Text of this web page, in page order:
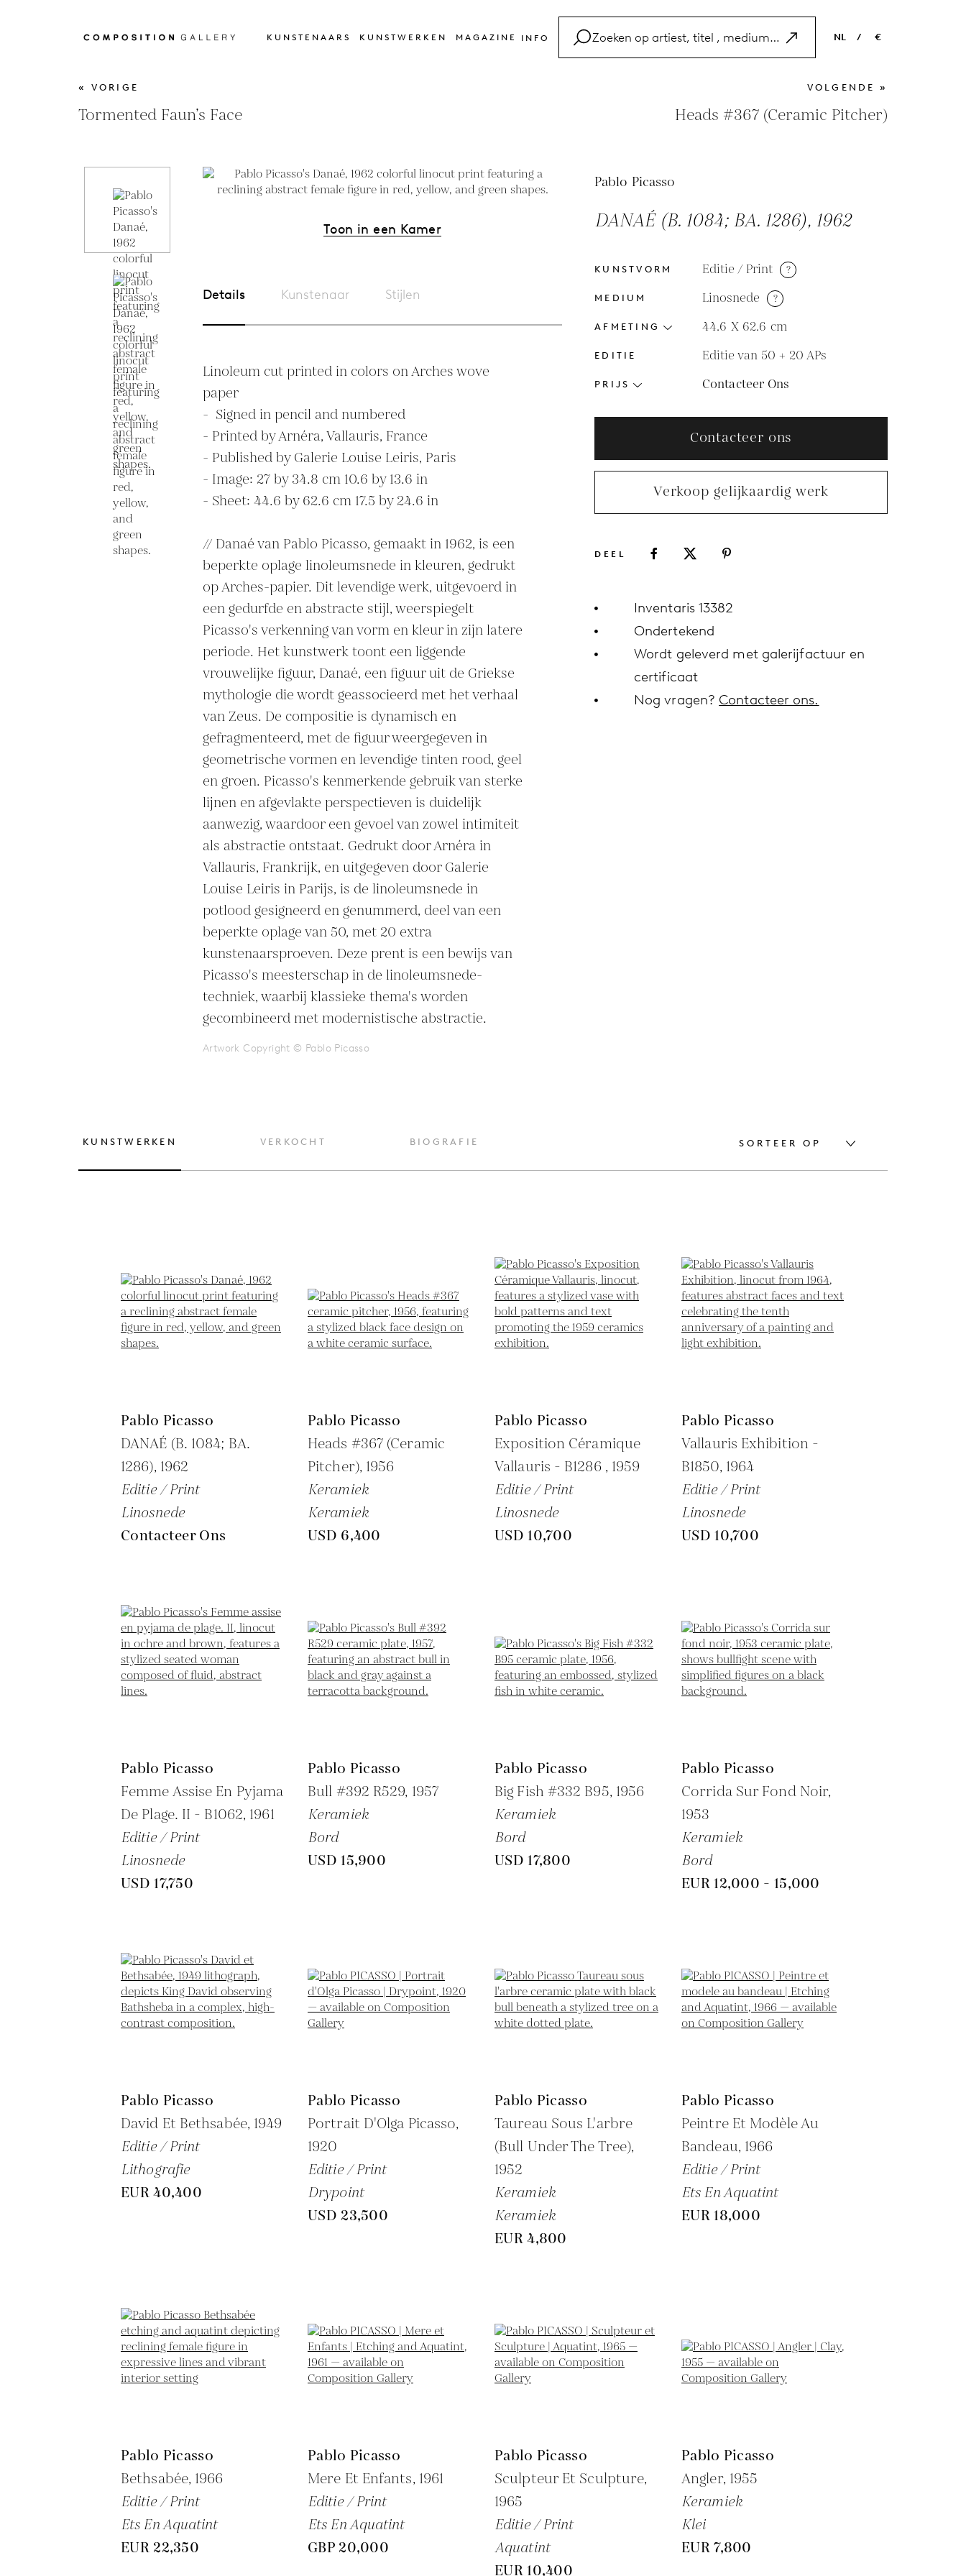
KUNSTENAARS KUNSTWERKEN MAGAZINE INFO NL
NL
ES
/ €
EUR
GBP
« VORIGE
Tormented Faun’s Face
VOLGENDE »
Heads #367 (Ceramic Pitcher)
Toon in een Kamer
Details Kunstenaar Stijlen
Linoleum cut printed in colors on Arches wove
paper
-  Signed in pencil and numbered
- Printed by Arnéra, Vallauris, France
- Published by Galerie Louise Leiris, Paris
- Image: 27 by 34.8 cm 10.6 by 13.6 in
- Sheet: 44.6 by 62.6 cm 17.5 by 24.6 in
// Danaé van Pablo Picasso, gemaakt in 1962, is een
beperkte oplage linoleumsnede in kleuren, gedrukt
op Arches-papier. Dit levendige werk, uitgevoerd in
een gedurfde en abstracte stijl, weerspiegelt
Picasso's verkenning van vorm en kleur in zijn latere
periode. Het kunstwerk toont een liggende
vrouwelijke figuur, Danaé, een figuur uit de Griekse
mythologie die wordt geassocieerd met het verhaal
van Zeus. De compositie is dynamisch en
gefragmenteerd, met de figuur weergegeven in
geometrische vormen en levendige tinten rood, geel
en groen. Picasso's kenmerkende gebruik van sterke
lijnen en afgevlakte perspectieven is duidelijk
aanwezig, waardoor een gevoel van zowel intimiteit
als abstractie ontstaat. Gedrukt door Arnéra in
Vallauris, Frankrijk, en uitgegeven door Galerie
Louise Leiris in Parijs, is de linoleumsnede in
potlood gesigneerd en genummerd, deel van een
beperkte oplage van 50, met 20 extra
kunstenaarsproeven. Deze prent is een bewijs van
Picasso's meesterschap in de linoleumsnede-
techniek, waarbij klassieke thema's worden
gecombineerd met modernistische abstractie.
Artwork Copyright © Pablo Picasso
Pablo Picasso
DANAÉ (B. 1084; BA. 1286), 1962
KUNSTVORM Editie / Print ?
MEDIUM Linosnede ?
AFMETING 44.6 X 62.6 cm
EDITIE Editie van 50 + 20 APs
PRIJS Contacteer Ons
Contacteer ons
Verkoop gelijkaardig werk
DEEL
Inventaris 13382
Ondertekend
Wordt geleverd met galerijfactuur en
certificaat
Nog vragen? Contacteer ons.
KUNSTWERKEN VERKOCHT BIOGRAFIE SORTEER OP
Pablo Picasso
DANAÉ (B. 1084; BA.
1286), 1962
Editie / Print
Linosnede
Contacteer Ons
Pablo Picasso
Heads #367 (Ceramic
Pitcher), 1956
Keramiek
Keramiek
USD 6,400
Pablo Picasso
Exposition Céramique
Vallauris - B1286 , 1959
Editie / Print
Linosnede
USD 10,700
Pablo Picasso
Vallauris Exhibition -
B1850, 1964
Editie / Print
Linosnede
USD 10,700
Pablo Picasso
Femme Assise En Pyjama
De Plage. II - B1062, 1961
Editie / Print
Linosnede
USD 17,750
Pablo Picasso
Bull #392 R529, 1957
Keramiek
Bord
USD 15,900
Pablo Picasso
Big Fish #332 B95, 1956
Keramiek
Bord
USD 17,800
Pablo Picasso
Corrida Sur Fond Noir,
1953
Keramiek
Bord
EUR 12,000 - 15,000
Pablo Picasso
David Et Bethsabée, 1949
Editie / Print
Lithografie
EUR 40,400
Pablo Picasso
Portrait D'Olga Picasso,
1920
Editie / Print
Drypoint
USD 23,500
Pablo Picasso
Taureau Sous L'arbre
(Bull Under The Tree),
1952
Keramiek
Keramiek
EUR 4,800
Pablo Picasso
Peintre Et Modèle Au
Bandeau, 1966
Editie / Print
Ets En Aquatint
EUR 18,000
Pablo Picasso
Bethsabée, 1966
Editie / Print
Ets En Aquatint
EUR 22,350
Pablo Picasso
Mere Et Enfants, 1961
Editie / Print
Ets En Aquatint
GBP 20,000
Pablo Picasso
Sculpteur Et Sculpture,
1965
Editie / Print
Aquatint
EUR 10,400
Pablo Picasso
Angler, 1955
Keramiek
Klei
EUR 7,800